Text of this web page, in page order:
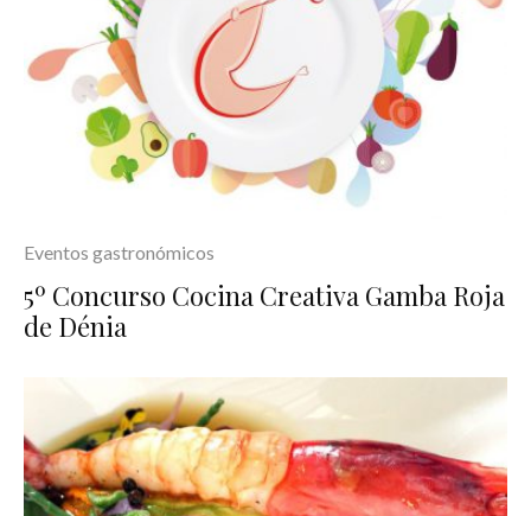
Eventos gastronómicos
5º Concurso Cocina Creativa Gamba Roja
de Dénia